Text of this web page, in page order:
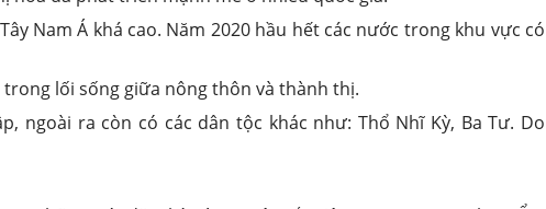
Nam Á khá cao. Năm 2020 hầu hết các nước trong khu vực có
lối sống giữa nông thôn và thành thị.
ngoài ra còn có các dân tộc khác như: Thổ Nhĩ Kỳ, Ba Tư. Do